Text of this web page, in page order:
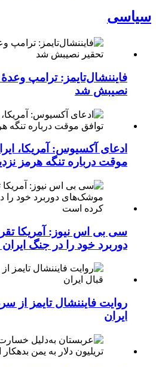
سیاسی
فایننشال‌تایمز: ترامپ وعدۀ
نصیبش شد
ادعای آکسیوس: آمریکا،
موقت درباره تنگه هرمز
سی بی اس نیوز: آمریکا
دوربرد خود را در جنگ
روایت فایننشال تایمز از
ایران